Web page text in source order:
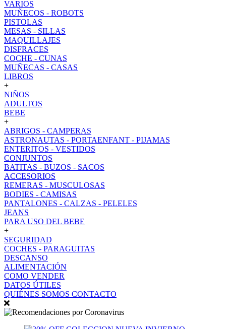
VARIOS
MUÑECOS - ROBOTS
PISTOLAS
MESAS - SILLAS
MAQUILLAJES
DISFRACES
COCHE - CUNAS
MUÑECAS - CASAS
LIBROS
+
NIÑOS
ADULTOS
BEBE
+
ABRIGOS - CAMPERAS
ASTRONAUTAS - PORTAENFANT - PIJAMAS
ENTERITOS - VESTIDOS
CONJUNTOS
BATITAS - BUZOS - SACOS
ACCESORIOS
REMERAS - MUSCULOSAS
BODIES - CAMISAS
PANTALONES - CALZAS - PELELES
JEANS
PARA USO DEL BEBE
+
SEGURIDAD
COCHES - PARAGUITAS
DESCANSO
ALIMENTACIÓN
COMO VENDER
DATOS ÚTILES
QUIÉNES SOMOS CONTACTO